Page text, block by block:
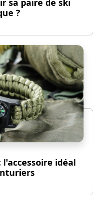
sa paire de ski
?
idéal